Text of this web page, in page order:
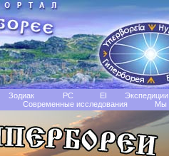
Зодиак РС EI
Экспедиции
Современные исследования Мы